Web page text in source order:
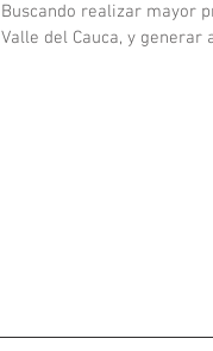
Buscando realizar mayor
Valle del Cauca, y